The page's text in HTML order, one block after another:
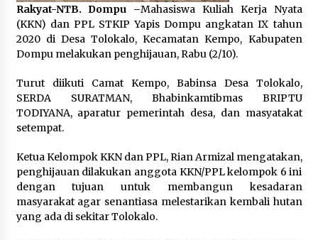
Pelarian terduga Otak Curanmor di Kecamatan
kempo, Berakhir di tangan Tim Opsnal Polsek
Kempo
3 minggu ago
Tim Opsnal Polsek Kempo Amankan salah satu
Terduga Curanmor yang sempat jadi DPO
selama Sepekan
3 minggu ago
Tim Opsnal Polsek Kempo Amankan salah satu
Terduga Curanmor yang sempat jadi DPO
selama Sepekan
3 minggu ago
Sekjen GTKN Desak Revisi PermenPANRB
Rakyat-NTB. Dompu –Mahasiswa Kuliah Kerja Nyata
(KKN) dan PPL STKIP Yapis Dompu angkatan IX tahun
2020 di Desa Tolokalo, Kecamatan Kempo, Kabupaten
Dompu melakukan penghijauan, Rabu (2/10).
Turut diikuti Camat Kempo, Babinsa Desa Tolokalo,
SERDA SURATMAN, Bhabinkamtibmas BRIPTU
TODIYANA, aparatur pemerintah desa, dan masyatakat
setempat.
Ketua Kelompok KKN dan PPL, Rian Armizal mengatakan,
penghijauan dilakukan anggota KKN/PPL kelompok 6 ini
dengan tujuan untuk membangun kesadaran
masyarakat agar senantiasa melestarikan kembali hutan
yang ada di sekitar Tolokalo.